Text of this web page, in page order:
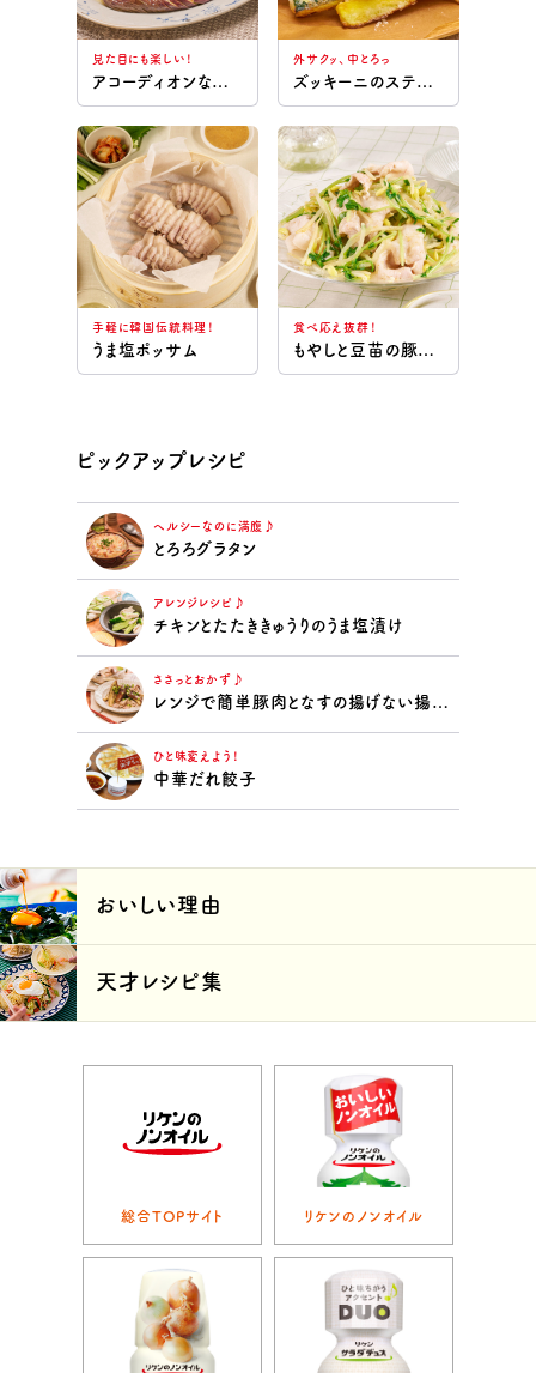
見た目にも楽しい！
アコーディオンなすのねぎ香味だれ
外サクッ、中とろっ
ズッキーニのスティック唐揚
手軽に韓国伝統料理！
うま塩ポッサム
食べ応え抜群！
もやしと豆苗の豚しゃぶ和えサラダ
ピックアップレシピ
ヘルシーなのに満腹♪
とろろグラタン
アレンジレシピ♪
チキンとたたききゅうりのうま塩漬け
ささっとおかず♪
レンジで簡単豚肉となすの揚げない揚げ浸し
ひと味変えよう！
中華だれ餃子
おいしい理由
天才レシピ集
総合TOPサイト リケンのノンオイル